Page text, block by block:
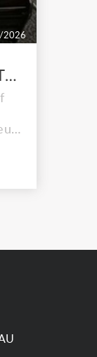
2026
12x Lustr Selador ETC Led 7x colors filtres